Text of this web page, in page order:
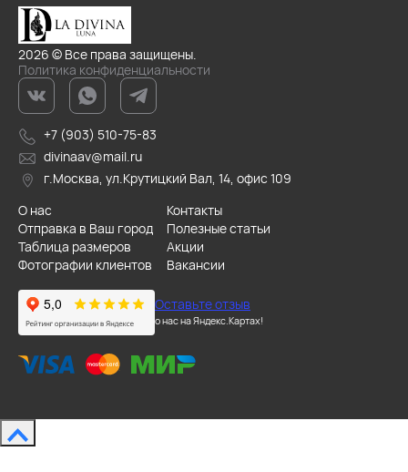
2026 © Все права защищены.
Политика конфиденциальности
+7 (903) 510-75-83
divinaav@mail.ru
г.Москва, ул.Крутицкий Вал, 14, офис 109
О нас
Контакты
Отправка в Ваш город
Полезные статьи
Таблица размеров
Акции
Фотографии клиентов
Вакансии
Оставьте отзыв
о нас на Яндекс.Картах!